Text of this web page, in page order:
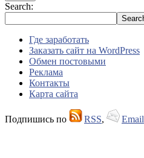
Search:
Где заработать
Заказать сайт на WordPress
Обмен постовыми
Реклама
Контакты
Карта сайта
Подпишись по RSS, Email